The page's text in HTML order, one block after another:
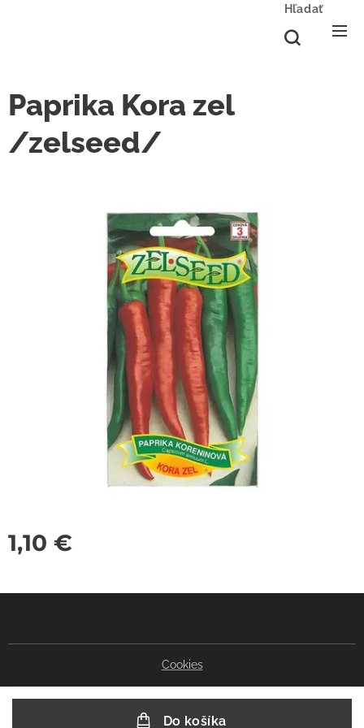
Hľadať
Paprika Kora zel
/zelseed/
1,10 €
Do košíka
Cookies